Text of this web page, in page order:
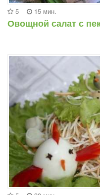
5 15 мин.
Овощной салат с